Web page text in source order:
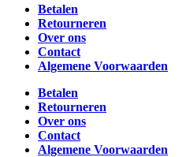
Betalen
Retourneren
Over ons
Contact
Algemene Voorwaarden
Betalen
Retourneren
Over ons
Contact
Algemene Voorwaarden